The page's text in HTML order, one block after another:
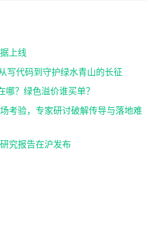
上线
写代码到守护绿水青山的长征
哪？绿色溢价谁买单？
考验，专家研讨破解传导与落地难
究报告在沪发布